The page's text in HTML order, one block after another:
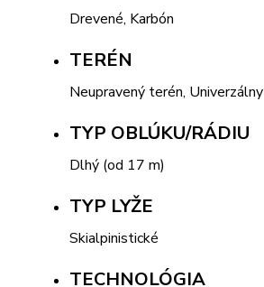
Drevené, Karbón
TERÉN
Neupravený terén, Univerzálny
TYP OBLÚKU/RÁDIU
Dlhý (od 17 m)
TYP LYŽE
Skialpinistické
TECHNOLÓGIA